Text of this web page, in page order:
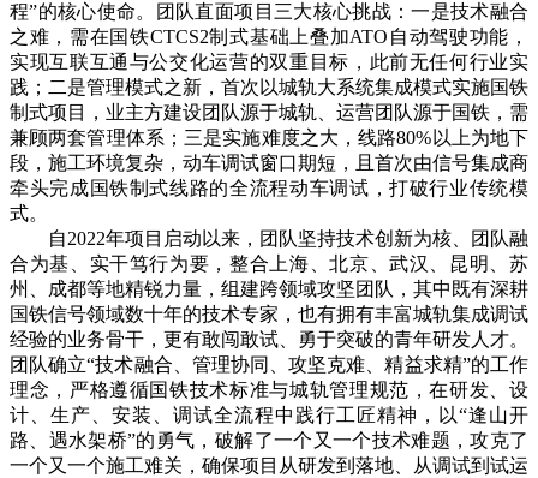
程”的核心使命。团队直面项目三大核心挑战：一是技术融合
之难，需在国铁CTCS2制式基础上叠加ATO自动驾驶功能，
实现互联互通与公交化运营的双重目标，此前无任何行业实
践；二是管理模式之新，首次以城轨大系统集成模式实施国铁
制式项目，业主方建设团队源于城轨、运营团队源于国铁，需
兼顾两套管理体系；三是实施难度之大，线路80%以上为地下
段，施工环境复杂，动车调试窗口期短，且首次由信号集成商
牵头完成国铁制式线路的全流程动车调试，打破行业传统模
式。
自2022年项目启动以来，团队坚持技术创新为核、团队融
合为基、实干笃行为要，整合上海、北京、武汉、昆明、苏
州、成都等地精锐力量，组建跨领域攻坚团队，其中既有深耕
国铁信号领域数十年的技术专家，也有拥有丰富城轨集成调试
经验的业务骨干，更有敢闯敢试、勇于突破的青年研发人才。
团队确立“技术融合、管理协同、攻坚克难、精益求精”的工作
理念，严格遵循国铁技术标准与城轨管理规范，在研发、设
计、生产、安装、调试全流程中践行工匠精神，以“逢山开
路、遇水架桥”的勇气，破解了一个又一个技术难题，攻克了
一个又一个施工难关，确保项目从研发到落地、从调试到试运